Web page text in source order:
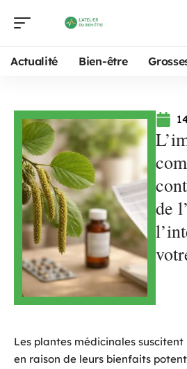
Actualité Bien-être
de
Les plantes médicinales
en raison de leurs bienfaits